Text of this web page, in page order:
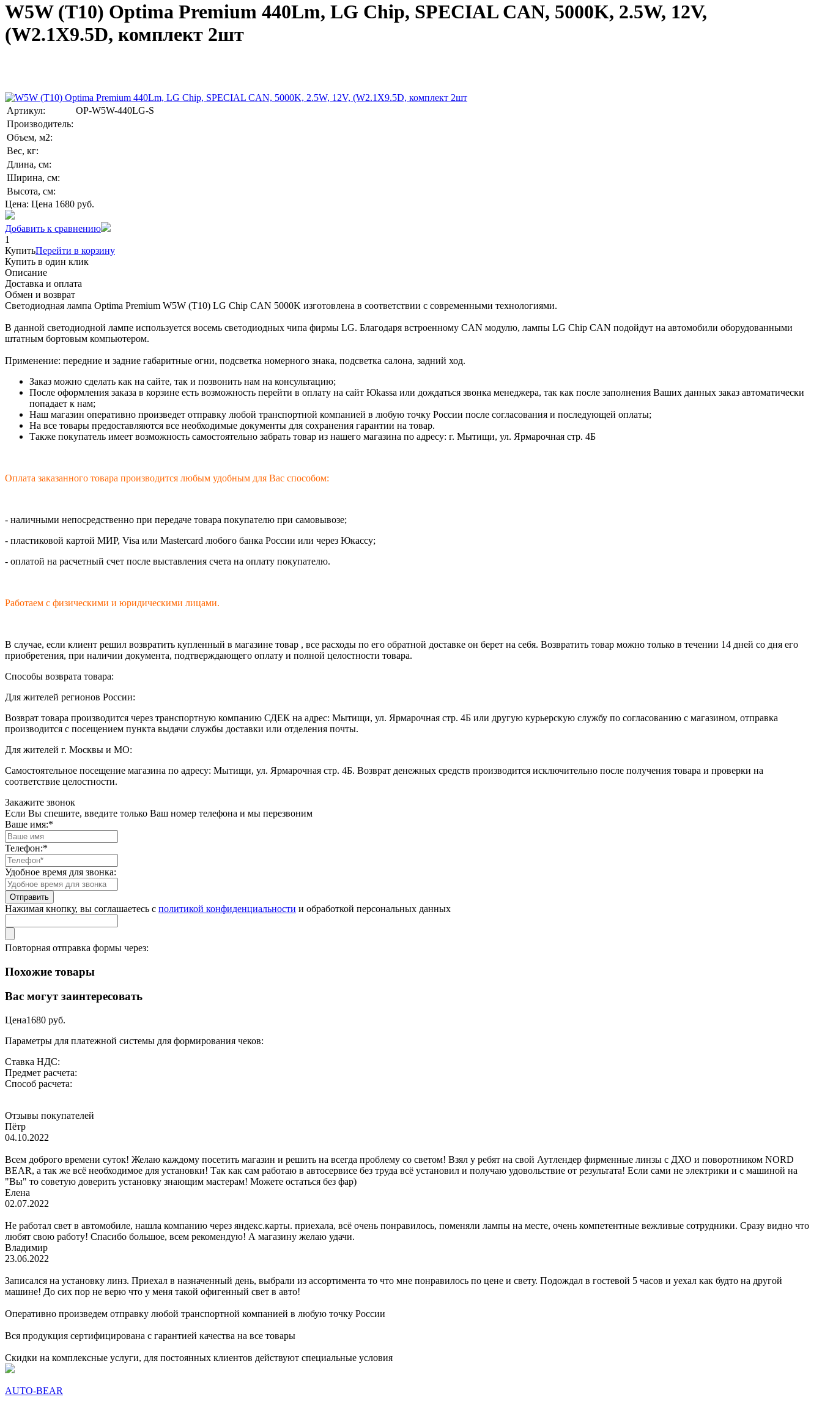
W5W (T10) Optima Premium 440Lm, LG Chip, SPECIAL CAN, 5000K, 2.5W, 12V,
(W2.1X9.5D, комплект 2шт
Артикул:
OP-W5W-440LG-S
Производитель:
Объем, м2:
Вес, кг:
Длина, см:
Ширина, см:
Высота, см:
Цена: Цена 1680 руб.
Добавить к сравнению
1
КупитьПерейти в корзину
Купить в один клик
Описание
Доставка и оплата
Обмен и возврат
Светодиодная лампа Optima Premium W5W (T10) LG Chip CAN 5000K изготовлена в соответствии с современными технологиями.
В данной светодиодной лампе используется восемь светодиодных чипа фирмы LG. Благодаря встроенному CAN модулю, лампы LG Chip CAN подойдут на автомобили оборудованными
штатным бортовым компьютером.
Применение: передние и задние габаритные огни, подсветка номерного знака, подсветка салона, задний ход.
Заказ можно сделать как на сайте, так и позвонить нам на консультацию;
После оформления заказа в корзине есть возможность перейти в оплату на сайт Юkassa или дождаться звонка менеджера, так как после заполнения Ваших данных заказ автоматически
попадает к нам;
Наш магазин оперативно произведет отправку любой транспортной компанией в любую точку России после согласования и последующей оплаты;
На все товары предоставляются все необходимые документы для сохранения гарантии на товар.
Также покупатель имеет возможность самостоятельно забрать товар из нашего магазина по адресу: г. Мытищи, ул. Ярмарочная стр. 4Б
Оплата заказанного товара производится любым удобным для Вас способом:
- наличными непосредственно при передаче товара покупателю при самовывозе;
- пластиковой картой МИР, Visa или Mastercard любого банка России или через Юкассу;
- оплатой на расчетный счет после выставления счета на оплату покупателю.
Работаем с физическими и юридическими лицами.
В случае, если клиент решил возвратить купленный в магазине товар , все расходы по его обратной доставке он берет на себя. Возвратить товар можно только в течении 14 дней со дня его
приобретения, при наличии документа, подтверждающего оплату и полной целостности товара.
Способы возврата товара:
Для жителей регионов России:
Возврат товара производится через транспортную компанию СДЕК на адрес: Мытищи, ул. Ярмарочная стр. 4Б или другую курьерскую службу по согласованию с магазином, отправка
производится с посещением пункта выдачи службы доставки или отделения почты.
Для жителей г. Москвы и МО:
Самостоятельное посещение магазина по адресу: Мытищи, ул. Ярмарочная стр. 4Б. Возврат денежных средств производится исключительно после получения товара и проверки на
соответствие целостности.
Закажите звонок
Если Вы спешите, введите только Ваш номер телефона и мы перезвоним
Ваше имя:*
Телефон:*
Удобное время для звонка:
Нажимая кнопку, вы соглашаетесь с политикой конфиденциальности и обработкой персональных данных
Повторная отправка формы через:
Похожие товары
Вас могут заинтересовать
Цена1680 руб.
Параметры для платежной системы для формирования чеков:
Ставка НДС:
Предмет расчета:
Способ расчета:
Отзывы покупателей
Пётр
04.10.2022
Всем доброго времени суток! Желаю каждому посетить магазин и решить на всегда проблему со светом! Взял у ребят на свой Аутлендер фирменные линзы с ДХО и поворотником NORD
BEAR, а так же всё необходимое для установки! Так как сам работаю в автосервисе без труда всё установил и получаю удовольствие от результата! Если сами не электрики и с машиной на
"Вы" то советую доверить установку знающим мастерам! Можете остаться без фар)
Елена
02.07.2022
Не работал свет в автомобиле, нашла компанию через яндекс.карты. приехала, всё очень понравилось, поменяли лампы на месте, очень компетентные вежливые сотрудники. Сразу видно что
любят свою работу! Спасибо большое, всем рекомендую! А магазину желаю удачи.
Владимир
23.06.2022
Записался на установку линз. Приехал в назначенный день, выбрали из ассортимента то что мне понравилось по цене и свету. Подождал в гостевой 5 часов и уехал как будто на другой
машине! До сих пор не верю что у меня такой офигенный свет в авто!
Оперативно произведем отправку любой транспортной компанией в любую точку России
Вся продукция сертифицирована с гарантией качества на все товары
Скидки на комплексные услуги, для постоянных клиентов действуют специальные условия
AUTO-BEAR